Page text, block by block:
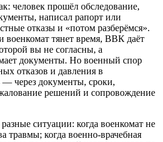
человек прошёл обследование,
написал рапорт или
отказы и «потом разберёмся».
военкомат тянет время, ВВК даёт
вы не согласны, а
документы. Но военный спор
отказов и давления в
через документы, сроки,
решений и сопровождение
ситуации: когда военкомат не
травмы; когда военно-врачебная